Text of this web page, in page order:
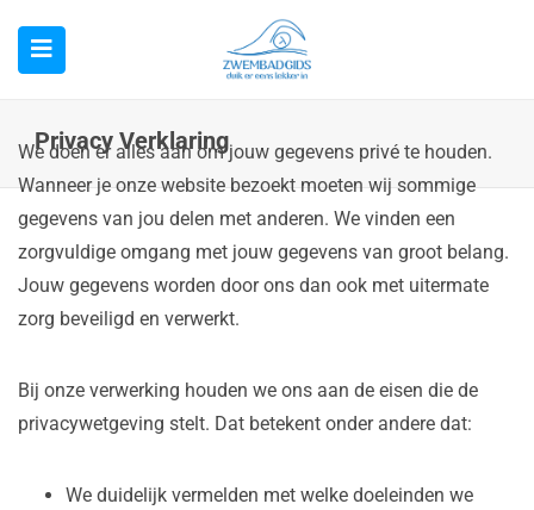
Privacy Verklaring
We doen er alles aan om jouw gegevens privé te houden.
Wanneer je onze website bezoekt moeten wij sommige
gegevens van jou delen met anderen. We vinden een
zorgvuldige omgang met jouw gegevens van groot belang.
Jouw gegevens worden door ons dan ook met uitermate
zorg beveiligd en verwerkt.
Bij onze verwerking houden we ons aan de eisen die de
privacywetgeving stelt. Dat betekent onder andere dat:
We duidelijk vermelden met welke doeleinden we